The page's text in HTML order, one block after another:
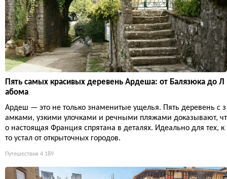
Пять самых красивых деревень Ардеша: от Балязюка до Л
абома
Ардеш — это не только знаменитые ущелья. Пять деревень с з
амками, узкими улочками и речными пляжами доказывают, чт
о настоящая Франция спрятана в деталях. Идеально для тех, к
то устал от открыточных городов.
Путешествия 4 189